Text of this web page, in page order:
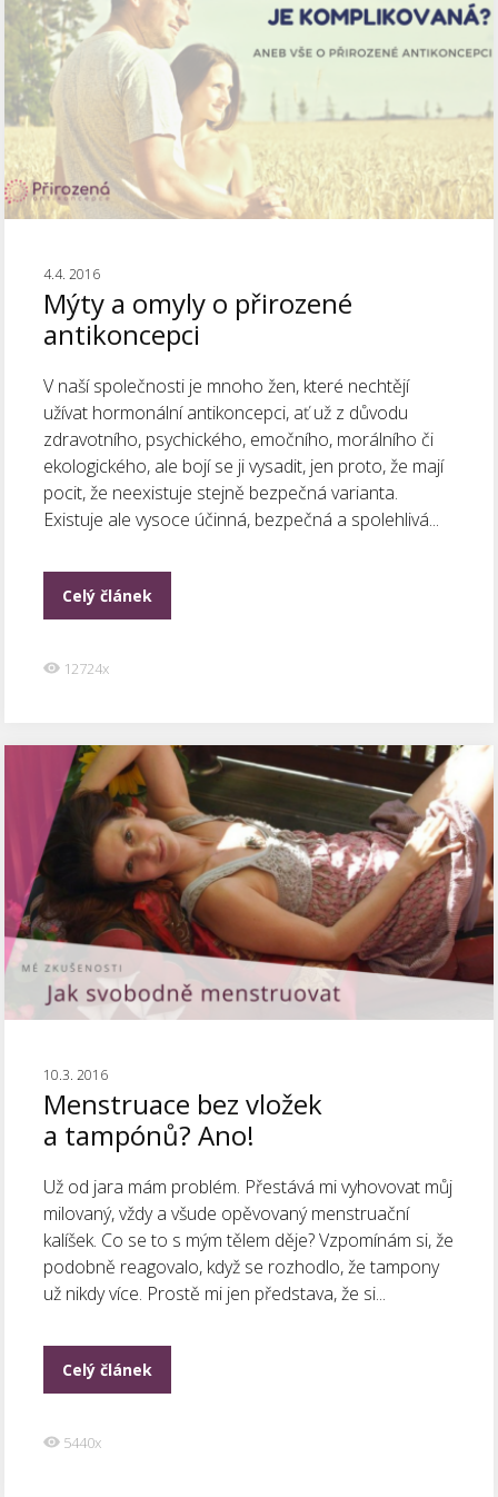
4.4. 2016
Mýty a omyly o přirozené
antikoncepci
V naší společnosti je mnoho žen, které nechtějí
užívat hormonální antikoncepci, ať už z důvodu
zdravotního, psychického, emočního, morálního či
ekologického, ale bojí se ji vysadit, jen proto, že mají
pocit, že neexistuje stejně bezpečná varianta.
Existuje ale vysoce účinná, bezpečná a spolehlivá...
Celý článek
12724x
10.3. 2016
Menstruace bez vložek
a tampónů? Ano!
Už od jara mám problém. Přestává mi vyhovovat můj
milovaný, vždy a všude opěvovaný menstruační
kalíšek. Co se to s mým tělem děje? Vzpomínám si, že
podobně reagovalo, když se rozhodlo, že tampony
už nikdy více. Prostě mi jen představa, že si...
Celý článek
5440x